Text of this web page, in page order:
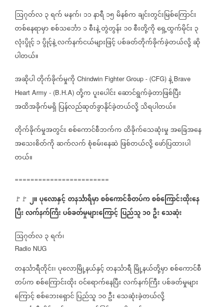
ဩဂုတ်လ ၃ရက်မနက်၊ ၁၁နာရီ ၁၅မိနစ်ကချင်းတွင်းမြစ်ကြောင်း
တစ်နေရာမှာစစ်သင်္ဘော၁စီးနဲ့တွဲတွန်း ၁၀စီးတို့ကိုရှေ့ထွက်မိုင်း ၃
လုံးပွိုင့်၁ပွိုင့်နဲ့လက်နက်ငယ်များဖြင့်ပစ်ခတ်တိုက်ခိုက်ခဲ့တယ်လို့ဆို
ပါတယ်။
အဆိုပါတိုက်ခိုက်မှုကို Chindwin Fighter Group - (CFG) နဲ့ Brave
Heart Army - (B.H.A) တို့ကပူးပေါင်းဆောင်ရွက်ခဲ့တာဖြစ်ပြီး
အထိအခိုက်မရှိ ပြန်လည်ဆုတ်ခွာနိုင်ခဲ့တယ်လို့သိရပါတယ်။
တိုက်ခိုက်မှုအတွင်းစစ်ကောင်စီဘက်ကထိခိုက်သေဆုံးမှုအခြေအနေ
အသေးစိတ်ကိုဆက်လက်စုံစမ်းနေဆဲ ဖြစ်တယ်လို့ဖော်ပြထားပါ
တယ်။
========================
🚩🚩 ၂။ပုလောနှင့်တနင်္သာရီမှာစစ်ကောင်စီတပ်ကစစ်ကြောင်းထိုးနေ
ပြီးလက်နက်ကြီးပစ်ခတ်မှုများကြောင့် ပြည်သူ၁၀ ဦးသေဆုံး
ဩဂုတ်လ ၃ရက်၊
Radio NUG
တနင်္သာရီတိုင်း၊ပုလောမြို့နယ်နှင့်တနင်္သာရီ မြို့နယ်တို့မှာစစ်ကောင်စီ
တပ်ကစစ်ကြောင်းထိုးဝင်ရောက်နေပြီးလက်နက်ကြီးပစ်ခတ်မှုများ
ကြောင့်စစ်ဘေးရှောင်ပြည်သူ ၁၀ဦးသေဆုံးခဲ့တယ်လို့